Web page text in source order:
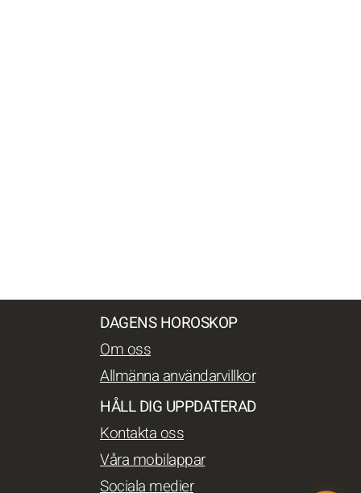
DAGENS HOROSKOP
Om oss
Allmänna användarvillkor
HÅLL DIG UPPDATERAD
Kontakta oss
Våra mobilappar
Sociala medier